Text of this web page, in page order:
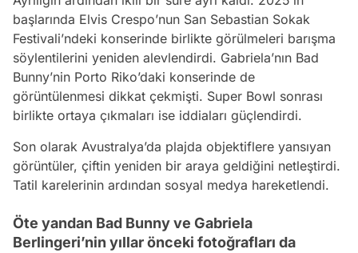
başlarında Elvis Crespo’nun San Sebastian Sokak
Festivali’ndeki konserinde birlikte görülmeleri barışma
söylentilerini yeniden alevlendirdi. Gabriela’nın Bad
Bunny’nin Porto Riko’daki konserinde de
görüntülenmesi dikkat çekmişti. Super Bowl sonrası
birlikte ortaya çıkmaları ise iddiaları güçlendirdi.
Son olarak Avustralya’da plajda objektiflere yansıyan
görüntüler, çiftin yeniden bir araya geldiğini netleştirdi.
Tatil karelerinin ardından sosyal medya hareketlendi.
Öte yandan Bad Bunny ve Gabriela
Berlingeri’nin yıllar önceki fotoğrafları da